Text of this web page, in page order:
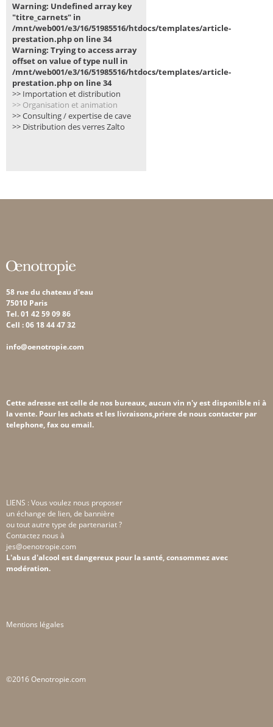
Warning: Undefined array key
"titre_carnets" in
/mnt/web001/e3/16/51985516/htdocs/templates/article-
prestation.php on line 34
Warning: Trying to access array
offset on value of type null in
/mnt/web001/e3/16/51985516/htdocs/templates/article-
prestation.php on line 34
>> Importation et distribution
>> Organisation et animation
>> Consulting / expertise de cave
>> Distribution des verres Zalto
58 rue du chateau d'eau
75010 Paris
Tel. 01 42 59 09 86
Cell : 06 18 44 47 32
info@oenotropie.com
Cette adresse est celle de nos bureaux, aucun vin n'y est disponible ni à
la vente. Pour les achats et les livraisons,priere de nous contacter par
telephone, fax ou email.
LIENS : Vous voulez nous proposer
un échange de lien, de bannière
ou tout autre type de partenariat ?
Contactez nous à
jes@oenotropie.com
L'abus d'alcool est dangereux pour la santé, consommez avec
modération.
Mentions légales
©2016 Oenotropie.com